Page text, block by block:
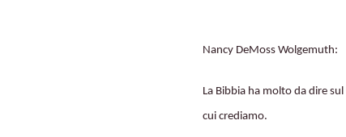
Nancy DeMoss Wolgemuth:
La Bibbia ha molto da dire
cui crediamo.